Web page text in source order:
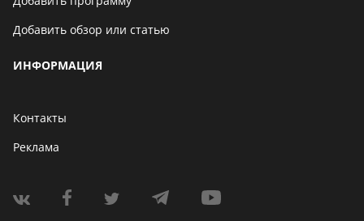
Добавить обзор или статью
ИНФОРМАЦИЯ
Контакты
Реклама